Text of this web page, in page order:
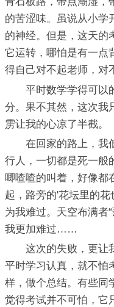
的苦涩味。虽说从小学
的神经。但是，这天的
它运转，哪怕是有一点
得自己对不起老师，对
平时数学学得可以的
分。果不其然，这次我
雳让我的心凉了半截。
在回家的路上，我低
行人，一切都是死一般
唧喳喳的叫着，好像都
起，路旁的'花坛里的
为我难过。天空布满者
我更加难过……
这次的失败，更让我
平时学习认真，就不怕
样，做个总结。有些同
觉得考试并不可怕，它